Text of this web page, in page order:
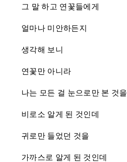
그 말 하고 연꽃들에게
얼마나 미안하든지
생각해 보니
연꽃만 아니라
나는 모든 걸 눈으로만 본 것을
비로소 알게 된 것인데
귀로만 들었던 것을
가까스로 알게 된 것인데